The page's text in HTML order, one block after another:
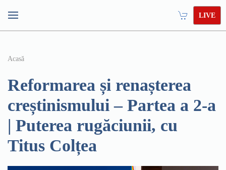
LIVE
Acasă
Reformarea și renașterea
creștinismului – Partea a 2-a
| Puterea rugăciunii, cu
Titus Colțea